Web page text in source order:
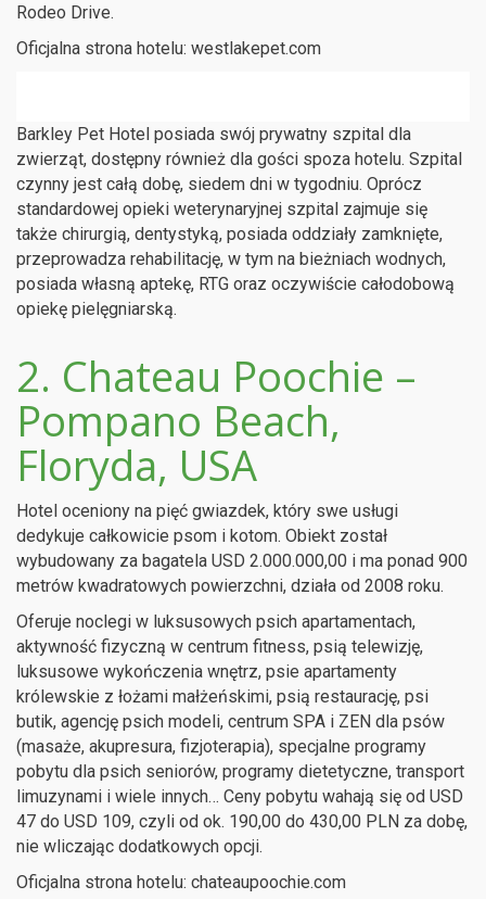
Rodeo Drive.
Oficjalna strona hotelu: westlakepet.com
Barkley Pet Hotel posiada swój prywatny szpital dla
zwierząt, dostępny również dla gości spoza hotelu. Szpital
czynny jest całą dobę, siedem dni w tygodniu. Oprócz
standardowej opieki weterynaryjnej szpital zajmuje się
także chirurgią, dentystyką, posiada oddziały zamknięte,
przeprowadza rehabilitację, w tym na bieżniach wodnych,
posiada własną aptekę, RTG oraz oczywiście całodobową
opiekę pielęgniarską.
2. Chateau Poochie –
Pompano Beach,
Floryda, USA
Hotel oceniony na pięć gwiazdek, który swe usługi
dedykuje całkowicie psom i kotom. Obiekt został
wybudowany za bagatela USD 2.000.000,00 i ma ponad 900
metrów kwadratowych powierzchni, działa od 2008 roku.
Oferuje noclegi w luksusowych psich apartamentach,
aktywność fizyczną w centrum fitness, psią telewizję,
luksusowe wykończenia wnętrz, psie apartamenty
królewskie z łożami małżeńskimi, psią restaurację, psi
butik, agencję psich modeli, centrum SPA i ZEN dla psów
(masaże, akupresura, fizjoterapia), specjalne programy
pobytu dla psich seniorów, programy dietetyczne, transport
limuzynami i wiele innych… Ceny pobytu wahają się od USD
47 do USD 109, czyli od ok. 190,00 do 430,00 PLN za dobę,
nie wliczając dodatkowych opcji.
Oficjalna strona hotelu: chateaupoochie.com